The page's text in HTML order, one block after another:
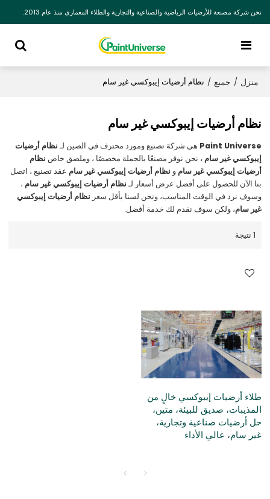
نحن شركة مصنعة للأرضيات الرياضية والصناعية والتجارية والطلاء المعماري منذ عام 2013.
منزل / جميع / نظام أرضيات إيبوكسي غير سام
نظام أرضيات إيبوكسي غير سام
Paint Universe هي شركة تصنيع ومورد محترف في الصين لـنظام أرضيات
إيبوكسي غير سام ، نحن نوفر مصنعًا بالجملة مخصصًا ، وملصق خاص نظام
أرضيات إيبوكسي غير سام و نظام أرضيات إيبوكسي غير سام عقد تصنيع ، اتصل
بنا الآن للحصول على أفضل عرض أسعار لـنظام أرضيات إيبوكسي غير سام ،
وسوف نرد في الوقت المناسب، ونحن لسنا بأقل سعر نظام أرضيات إيبوكسي
غير سام، ولكن سوف نقدم لك خدمة أفضل.
1 نتيجة
طلاء أرضيات إيبوكسي خالٍ من
المذيبات، صديق للبيئة، متين،
حل أرضيات صناعية وتجارية،
غير سام، عالي الأداء